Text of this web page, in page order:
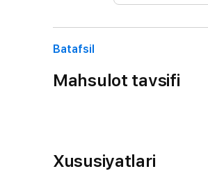
Batafsil
Mahsulot tavsifi
Xususiyatlari